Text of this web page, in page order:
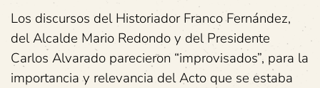
Los discursos del Historiador Franco Fernández,
del Alcalde Mario Redondo y del Presidente
Carlos Alvarado parecieron “improvisados”, para la
importancia y relevancia del Acto que se estaba